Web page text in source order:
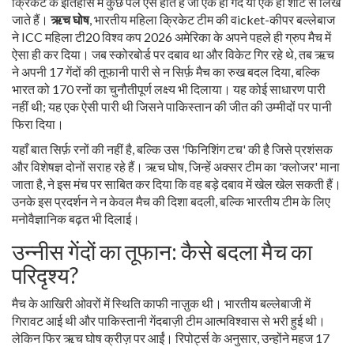
जाते हैं।ऋच घोष,भारतीय महिला क्रिकेट टीम की वicket-कीपर बल्लेबाज
नेICC महिला टी20 विश्व कप 2026अमेरिकाके अपने पहले ही ग्रुप मैच में
ऐसा ही कर दिया। जब स्कोरबोर्ड पर दबाव था और विकेट गिर रहे थे, तब ऋच
ने अपनी 17 गेंदों की तूफानी पारी से न सिर्फ़ मैच का रुख बदल दिया, बल्कि
भारत को 170 रनों का चुनौतीपूर्ण लक्ष्य भी दिलाया। यह कोई साधारण पारी
नहीं थी; यह एक ऐसी पारी थी जिसने पाकिस्तान की जीत की उम्मीदों पर पानी
फिरा दिया।
यहाँ बात सिर्फ़ रनों की नहीं है, बल्कि उस 'फिनिशिंग टच' की है जिसे प्रशंसक
और विशेषज्ञ दोनों सराह रहे हैं। ऋच घोष, जिन्हें अक्सर टीम का 'क्लोजर' माना
जाता है, ने इस मंच पर साबित कर दिया कि वह बड़े दबाव में खेल खेल सकती हैं।
उनके इस प्रदर्शन ने न केवल मैच की दिशा बदली, बल्कि भारतीय टीम के लिए
मनोवैज्ञानिक बढ़त भी दिलाई।
उन्नीस गेंदों का तूफान: कैसे बदला मैच का
परिदृश्य?
मैच के आखिरी ओवरों में स्थिति काफी नाज़ुक थी। भारतीय बल्लेबाजी में
गिरावट आई थी और पाकिस्तानी गेंदबाज़ी टीम आत्मविश्वास से भरी हुई थी।
लेकिन फिर ऋच घोष क्रीज़ पर आईं। रिपोर्ट्स के अनुसार, उन्होंने महज 17